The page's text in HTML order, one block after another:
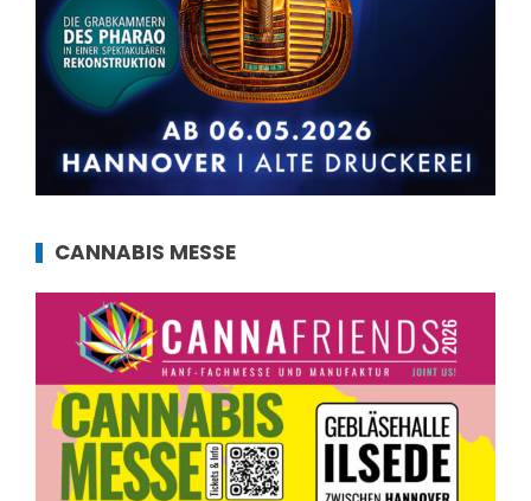
CANNABIS MESSE